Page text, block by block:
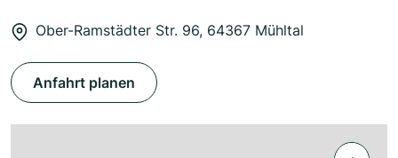
Ober-Ramstädter Str. 96, 64367 Mühltal
Anfahrt planen